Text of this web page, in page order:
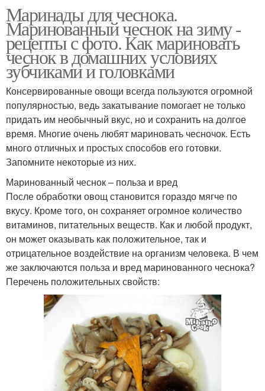
Маринады для чеснока.
Маринованный чеснок на зиму -
рецепты с фото. Как мариновать
чеснок в домашних условиях
зубчиками и головками
Консервированные овощи всегда пользуются огромной
популярностью, ведь закатывание помогает не только
придать им необычный вкус, но и сохранить на долгое
время. Многие очень любят мариновать чесночок. Есть
много отличных и простых способов его готовки.
Запомните некоторые из них.
Маринованный чеснок – польза и вред
После обработки овощ становится гораздо мягче по
вкусу. Кроме того, он сохраняет огромное количество
витаминов, питательных веществ. Как и любой продукт,
он может оказывать как положительное, так и
отрицательное воздействие на организм человека. В чем
же заключаются польза и вред маринованного чеснока?
Перечень положительных свойств: